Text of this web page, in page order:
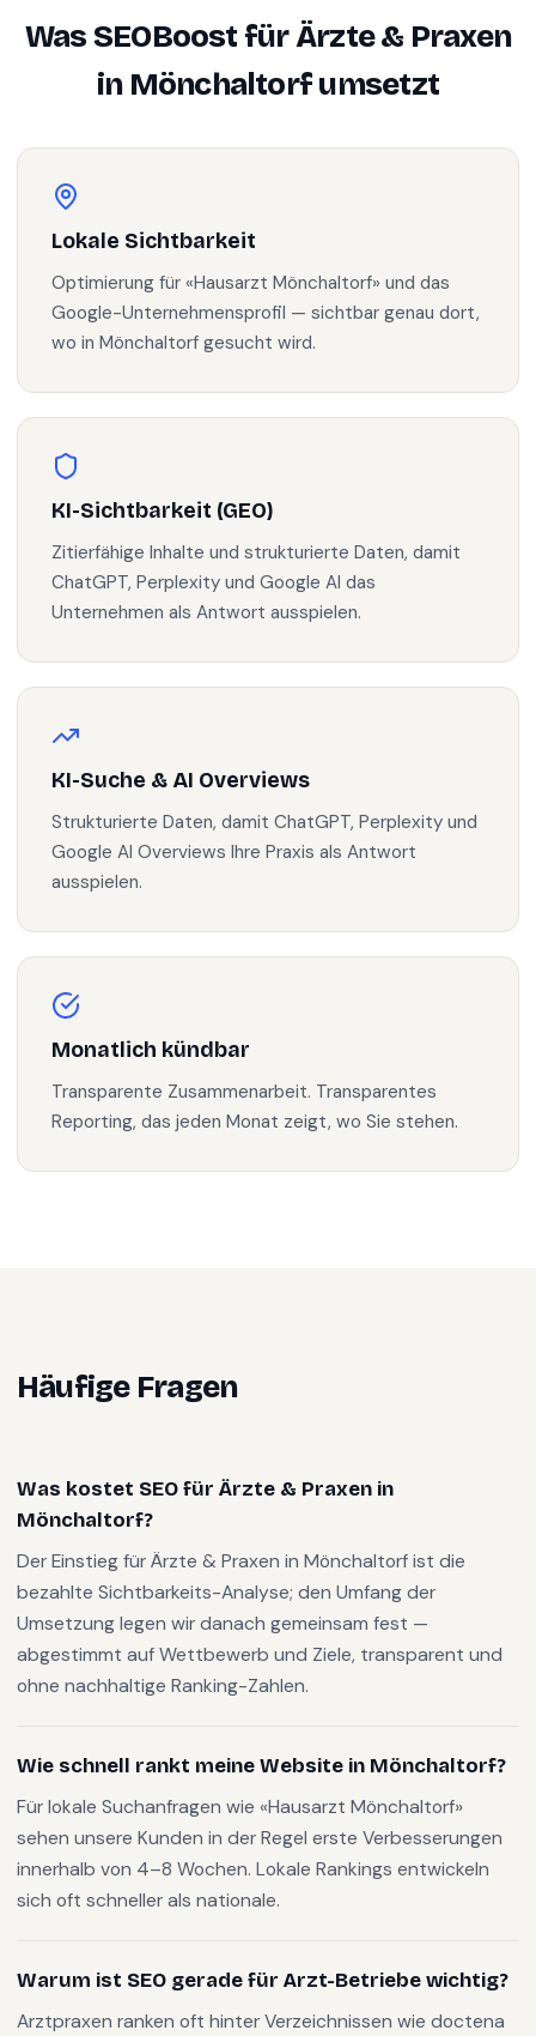
Was SEOBoost fürÄrzte & Praxen
in Mönchaltorfumsetzt
Lokale Sichtbarkeit
Optimierung für «Hausarzt Mönchaltorf» und das
Google-Unternehmensprofil — sichtbar genau dort,
wo in Mönchaltorf gesucht wird.
KI-Sichtbarkeit (GEO)
Zitierfähige Inhalte und strukturierte Daten, damit
ChatGPT, Perplexity und Google AI das
Unternehmen als Antwort ausspielen.
KI-Suche & AI Overviews
Strukturierte Daten, damit ChatGPT, Perplexity und
Google AI Overviews Ihre Praxis als Antwort
ausspielen.
Monatlich kündbar
Transparente Zusammenarbeit. Transparentes
Reporting, das jeden Monat zeigt, wo Sie stehen.
Häufige Fragen
Was kostet SEO für Ärzte & Praxen in
Mönchaltorf?
Der Einstieg für Ärzte & Praxen in Mönchaltorf ist die
bezahlte Sichtbarkeits-Analyse; den Umfang der
Umsetzung legen wir danach gemeinsam fest —
abgestimmt auf Wettbewerb und Ziele, transparent und
ohne nachhaltige Ranking-Zahlen.
Wie schnell rankt meine Website in Mönchaltorf?
Für lokale Suchanfragen wie «Hausarzt Mönchaltorf»
sehen unsere Kunden in der Regel erste Verbesserungen
innerhalb von 4–8 Wochen. Lokale Rankings entwickeln
sich oft schneller als nationale.
Warum ist SEO gerade für Arzt-Betriebe wichtig?
Arztpraxen ranken oft hinter Verzeichnissen wie doctena